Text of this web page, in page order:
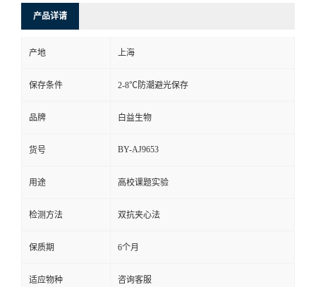
产品详请
产地 上海
保存条件 2-8℃防潮避光保存
品牌 白益生物
货号 BY-AJ9653
用途 高校课题实验
检测方法 双抗夹心法
保质期 6个月
适应物种 咨询客服